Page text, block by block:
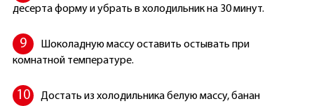
десерта форму и убрать в холодильник на 30 минут.
Шоколадную массу оставить остывать при
комнатной температуре.
Достать из холодильника белую массу, банан